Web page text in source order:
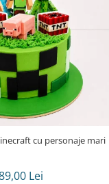
cu personaje mari
Lei